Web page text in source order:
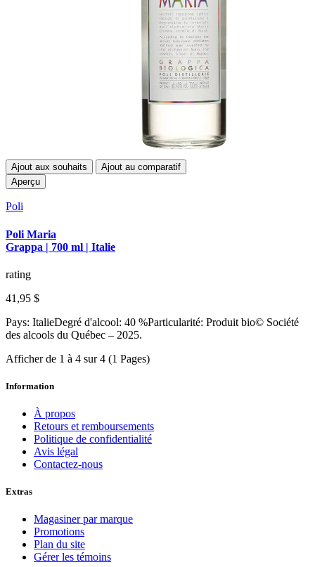
Ajout aux souhaits
Ajout au comparatif
Aperçu
Poli
Poli Maria
Grappa | 700 ml | Italie
rating
41,95 $
Pays: ItalieDegré d'alcool: 40 %Particularité: Produit bio© Société
des alcools du Québec – 2025.
Afficher de 1 à 4 sur 4 (1 Pages)
Information
À propos
Retours et remboursements
Politique de confidentialité
Avis légal
Contactez-nous
Extras
Magasiner par marque
Promotions
Plan du site
Gérer les témoins